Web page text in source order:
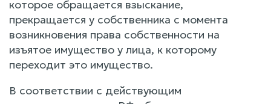
которое обращается взыскание,
прекращается у собственника с момента
возникновения права собственности на
изъятое имущество у лица, к которому
переходит это имущество.
В соответствии с действующим